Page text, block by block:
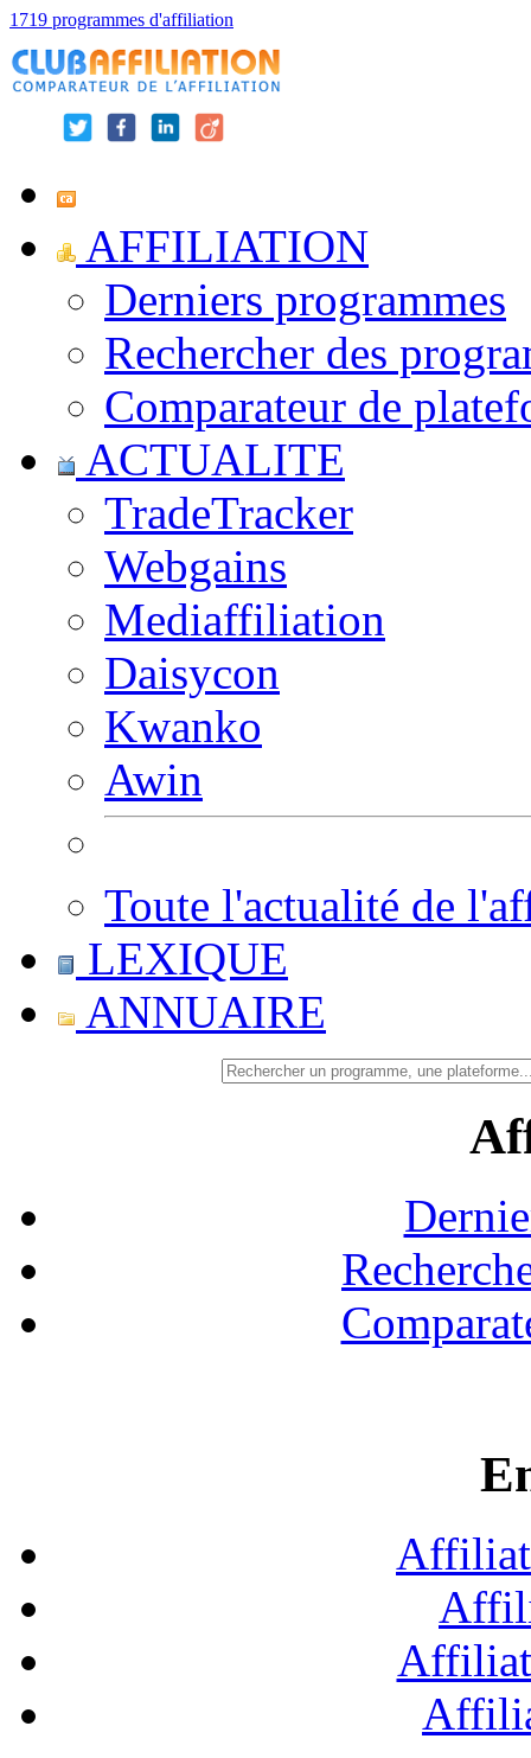
1719 programmes d'affiliation
AFFILIATION
Derniers programmes
Rechercher des
Comparateur de
ACTUALITE
TradeTracker
Webgains
Mediaffiliation
Daisycon
Kwanko
Awin
Toute l'actualité de
LEXIQUE
ANNUAIRE